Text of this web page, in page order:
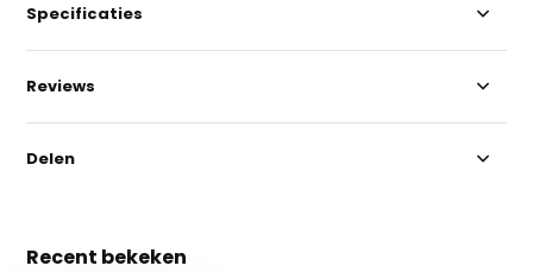
Specificaties
Reviews
Delen
Recent bekeken